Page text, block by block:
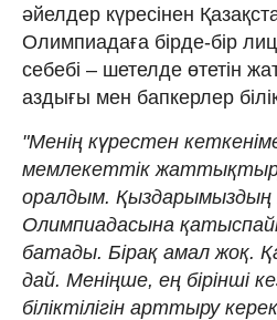
әйелдер күресінен
Олимпиадаға бірде-бір
себебі – шетелде өтетін
аздығы мен бап­керлер
"Менің күрестен
мемлекеттік
оралдым.
Олимпиадасына
батады. Бірақ амал жоқ.
дай. Меніңше, ең бірінші
біліктілігін арттыру